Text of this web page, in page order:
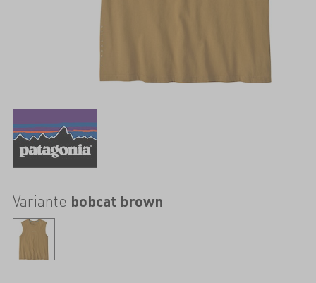
Variante bobcat brown